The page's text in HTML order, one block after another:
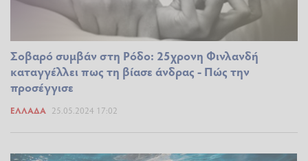
Σοβαρό συμβάν στη Ρόδο: 25χρονη Φινλανδή
καταγγέλλει πως τη βίασε άνδρας - Πώς την
προσέγγισε
ΕΛΛΆΔΑ 25.05.2024 17:02